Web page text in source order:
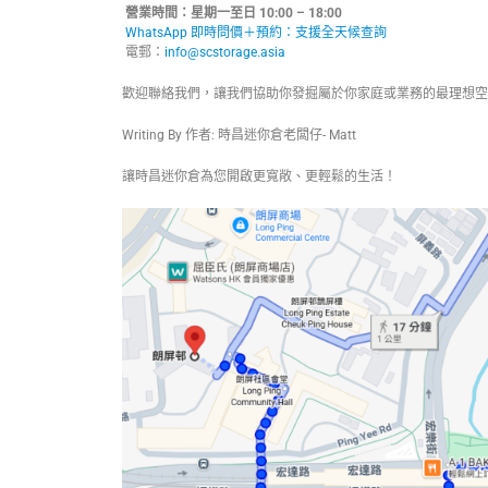
營業時間：星期一至日 10:00 – 18:00
WhatsApp 即時問價＋預約：支援全天候查詢
電郵： info@scstorage.asia
歡迎聯絡我們，讓我們協助你發掘屬於你家庭或業務的最理想
Writing By 作者: 時昌迷你倉老闆仔- Matt
讓時昌迷你倉為您開啟更寬敞、更輕鬆的生活！